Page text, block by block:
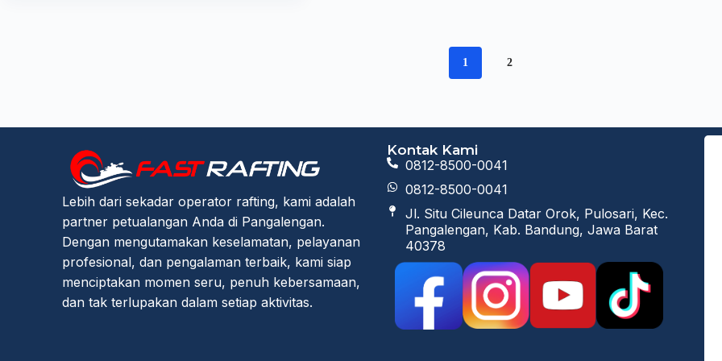
1 2
Lebih dari sekadar operator rafting, kami adalah
partner petualangan Anda di Pangalengan.
Dengan mengutamakan keselamatan, pelayanan
profesional, dan pengalaman terbaik, kami siap
menciptakan momen seru, penuh kebersamaan,
dan tak terlupakan dalam setiap aktivitas.
Kontak Kami
0812-8500-0041
0812-8500-0041
Jl. Situ Cileunca Datar Orok, Pulosari, Kec.
Pangalengan, Kab. Bandung, Jawa Barat
40378